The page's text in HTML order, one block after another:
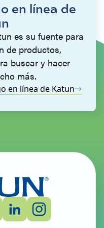
en línea de
es su fuente para
de productos,
buscar y hacer
más.
en línea de Katun